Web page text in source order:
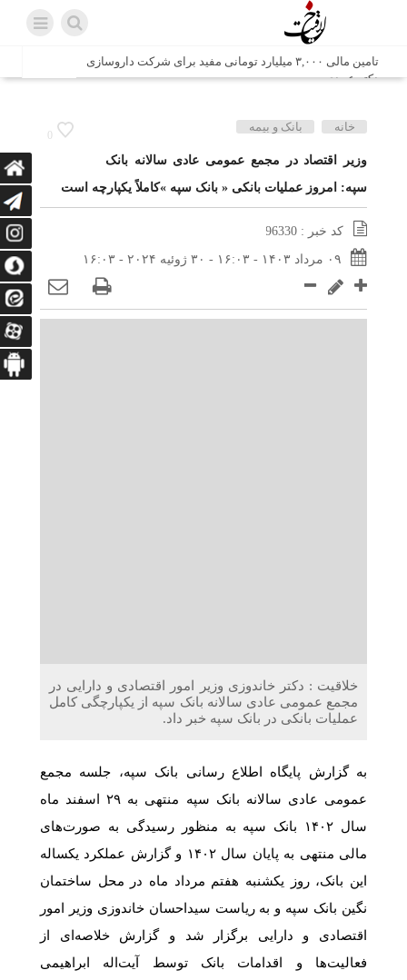
تامین مالی ۳,۰۰۰ میلیارد تومانی مفید برای شرکت داروسازی
دکتر عبیدی
شش وزیر کابینه پاکستان با حضور در سفارت ایران در اسلام
اتابک: ظرفیت های جدید همکاری‌های تجاری ایران و پاکستان با
محوریت بخش خصوصی فعال می‌شود
در مسیر جا‌مانده‌ها، دل‌ها به کربلا رسیده است
وزیر صمت خواستار پیگیری کانتینرهای ایرانی در بندر کراچی
شد / تجارت ۱۰ میلیارد دلاری ایران و پاکستان
0
خانه بانک و بیمه
وزیر اقتصاد در مجمع عمومی عادی سالانه بانک
سپه: امروز عملیات بانکی « بانک سپه »کاملاً یکپارچه است
کد خبر : 96330
۰۹ مرداد ۱۴۰۳ - ۱۶:۰۳ - ۳۰ ژوئیه ۲۰۲۴ - ۱۶:۰۳
خلاقیت : دکتر خاندوزی وزیر امور اقتصادی و دارایی در
مجمع عمومی عادی سالانه بانک سپه از یکپارچگی کامل
عملیات بانکی در بانک سپه خبر داد.
به گزارش پایگاه اطلاع رسانی بانک سپه، جلسه مجمع
عمومی عادی سالانه بانک سپه منتهی به ۲۹ اسفند ماه
سال ۱۴۰۲ بانک سپه به منظور رسیدگی به صورت‌های
مالی منتهی به پایان سال ۱۴۰۲ و گزارش عملکرد یکساله
این بانک، روز یکشنبه هفتم مرداد ماه در محل ساختمان
نگین بانک سپه و به ریاست سیداحسان خاندوزی وزیر امور
اقتصادی و دارایی برگزار شد و گزارش خلاصه‌ای از
فعالیت‌ها و اقدامات بانک توسط آیت‌اله ابراهیمی